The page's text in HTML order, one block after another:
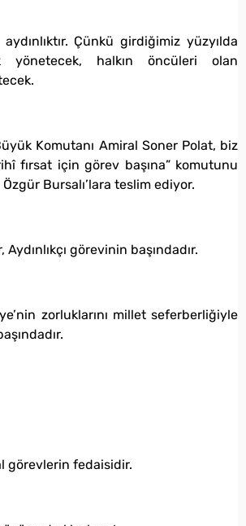
Çünkü girdiğimiz yüzyılda
yönetecek, halkın öncüleri olan
Komutanı Amiral Soner Polat, biz
fırsat için görev başına” komutunu
Bursalı’lara teslim ediyor.
Aydınlıkçı görevinin başındadır.
zorluklarını millet seferberliğiyle
görevlerin fedaisidir.